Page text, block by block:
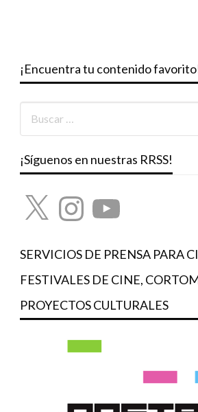
¡Encuentra tu contenido
¡Síguenos en nuestras RRSS!
X InstagramYouTube
SERVICIOS DE PRENSA PARA
FESTIVALES DE CINE,
PROYECTOS CULTURALES